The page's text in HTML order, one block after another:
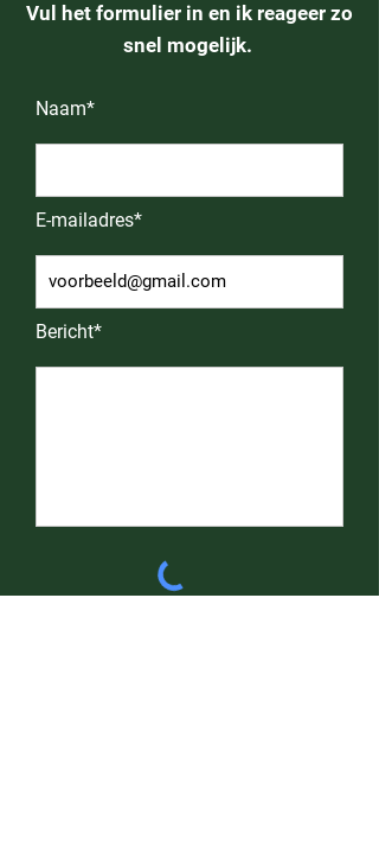
Vul het formulier in en ik reageer zo
snel mogelijk.
Naam*
E-mailadres*
Bericht*